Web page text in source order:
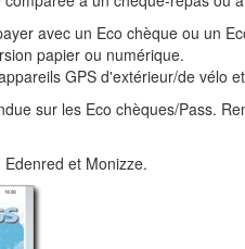
avec un Eco chèque ou un
papier ou numérique.
GPS d'extérieur/de vélo
sur les Eco chèques/Pass.
et Monizze.